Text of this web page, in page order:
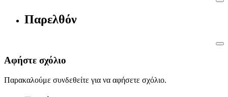
Παρελθόν
Αφήστε σχόλιο
Παρακαλούμε συνδεθείτε για να αφήσετε σχόλιο.